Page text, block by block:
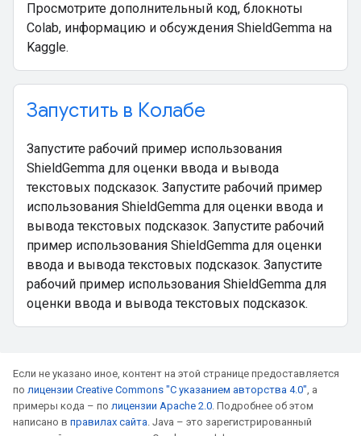
Просмотрите дополнительный код, блокноты
Colab, информацию и обсуждения ShieldGemma на
Kaggle.
Запустить в Колабе
Запустите рабочий пример использования
ShieldGemma для оценки ввода и вывода
текстовых подсказок. Запустите рабочий пример
использования ShieldGemma для оценки ввода и
вывода текстовых подсказок. Запустите рабочий
пример использования ShieldGemma для оценки
ввода и вывода текстовых подсказок. Запустите
рабочий пример использования ShieldGemma для
оценки ввода и вывода текстовых подсказок.
Если не указано иное, контент на этой странице предоставляется
по лицензии Creative Commons "С указанием авторства 4.0", а
примеры кода – по лицензии Apache 2.0. Подробнее об этом
написано в правилах сайта. Java – это зарегистрированный